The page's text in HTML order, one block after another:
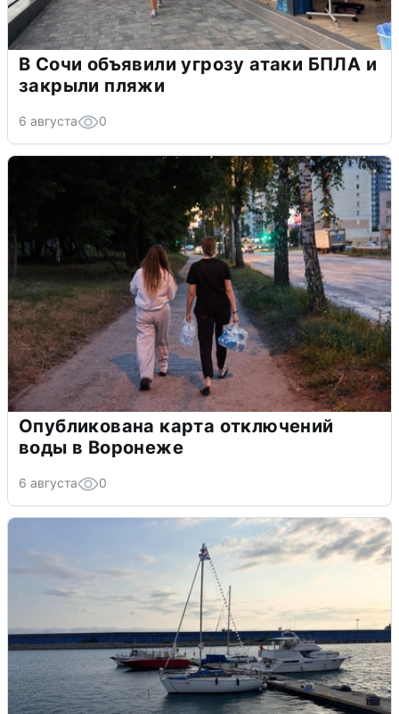
В Сочи объявили угрозу атаки БПЛА и
закрыли пляжи
6 августа 0
Опубликована карта отключений
воды в Воронеже
6 августа 0